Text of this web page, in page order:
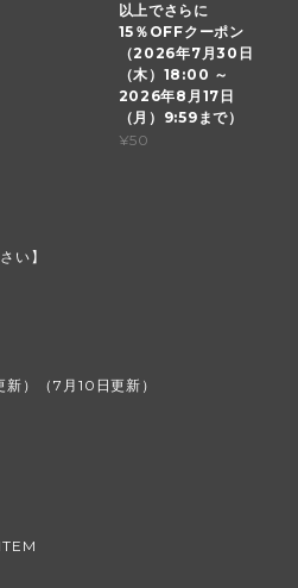
以上でさらに
15％OFFクーポン
（2026年7月30日
（木）18:00 ～
2026年8月17日
（月）9:59まで）
¥50
い】
）（7月10日更新）